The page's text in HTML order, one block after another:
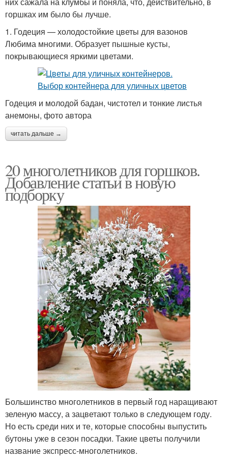
горшках им было бы лучше.
1. Годеция — холодостойкие цветы для вазонов
Любима многими. Образует пышные кусты,
покрывающиеся яркими цветами.
Годеция и молодой бадан, чистотел и тонкие листья
анемоны, фото автора
читать дальше →
20 многолетников для горшков.
Добавление статьи в новую
подборку
Большинство многолетников в первый год наращивают
зеленую массу, а зацветают только в следующем году.
Но есть среди них и те, которые способны выпустить
бутоны уже в сезон посадки. Такие цветы получили
название экспресс-многолетников.